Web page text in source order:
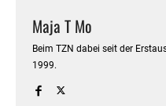
Maja T Mo
Beim TZN dabei seit der
1999.